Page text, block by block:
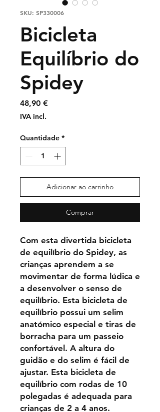
SKU: SP330006
Bicicleta
Equilíbrio do
Spidey
48,90 €Preço
IVA incl.
Quantidade *
Adicionar ao carrinho
Comprar
Com esta divertida bicicleta
de equilíbrio do Spidey, as
crianças aprendem a se
movimentar de forma lúdica e
a desenvolver o senso de
equilíbrio. Esta bicicleta de
equilíbrio possui um selim
anatómico especial e tiras de
borracha para um passeio
confortável. A altura do
guidão e do selim é fácil de
ajustar. Esta bicicleta de
equilíbrio com rodas de 10
polegadas é adequada para
crianças de 2 a 4 anos.